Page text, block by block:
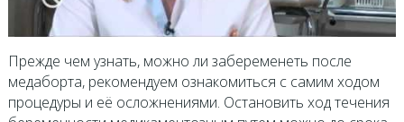
Прежде чем узнать, можно ли забеременеть после
медаборта, рекомендуем ознакомиться с самим ходом
процедуры и её осложнениями. Остановить ход течения